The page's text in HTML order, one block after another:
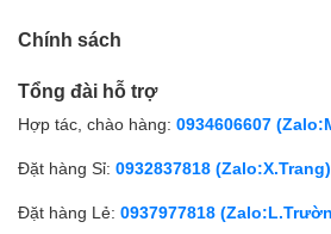
Chính sách
Tổng đài hỗ trợ
Hợp tác, chào hàng: 0934606607
Đặt hàng Sỉ: 0932837818 (Zalo:X.Trang)
Đặt hàng Lẻ: 0937977818